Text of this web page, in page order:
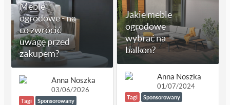
Meble
ogrodowe - na
co zwrócić
uwagę przed
zakupem?
Anna Noszka
03/06/2026
Tagi Sponsorowany
Jakie meble
ogrodowe
wybrać na
balkon?
Anna Noszka
01/07/2024
Tagi Sponsorowany